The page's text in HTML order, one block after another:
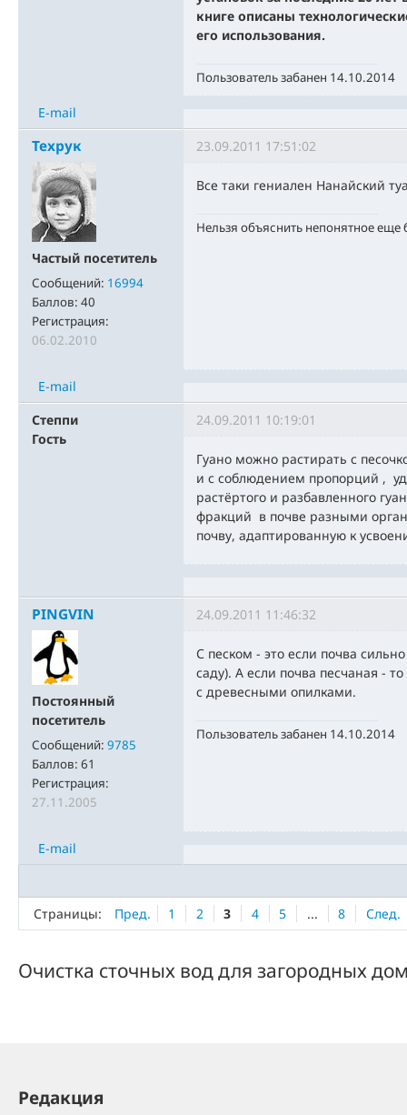
книге описаны
его использования.
Пользователь забанен 14.10.2014
E-mail
Техрук
Частый посетитель
Сообщений: 16994
Баллов: 40
Регистрация:
06.02.2010
23.09.2011 17:51:02
Все таки гениален Нанайский
Нельзя объяснить непонятное
E-mail
Степпи
Гость
24.09.2011 10:19:01
Гуано можно растирать с
и с соблюдением пропорций ,
растёртого и разбавленного
фракций в почве разными
почву, адаптированную к
PINGVIN
Постоянный
посетитель
Сообщений: 9785
Баллов: 61
Регистрация:
27.11.2005
24.09.2011 11:46:32
С песком - это если почва
саду). А если почва песчаная -
с древесными опилками.
Пользователь забанен 14.10.2014
E-mail
Страницы: Пред. 1 2 3 4 5 ... 8 След.
Очистка сточных вод для загородных
Редакция